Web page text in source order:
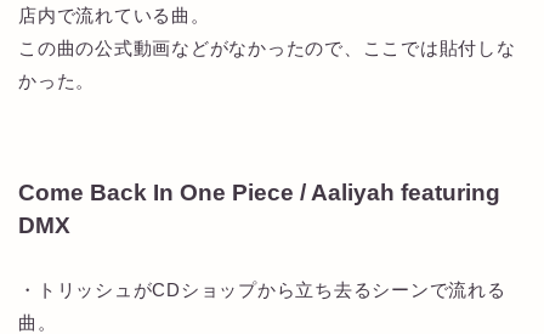
店内で流れている曲。
この曲の公式動画などがなかったので、ここでは貼付しな
かった。
Come Back In One Piece / Aaliyah featuring
DMX
・トリッシュがCDショップから立ち去るシーンで流れる
曲。